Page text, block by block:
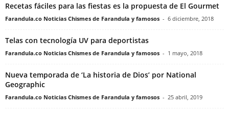
Recetas fáciles para las fiestas es la propuesta de El Gourmet
Farandula.co Noticias Chismes de Farandula y famosos - 6 diciembre, 2018
Telas con tecnología UV para deportistas
Farandula.co Noticias Chismes de Farandula y famosos - 1 mayo, 2018
Nueva temporada de ‘La historia de Dios’ por National
Geographic
Farandula.co Noticias Chismes de Farandula y famosos - 25 abril, 2019